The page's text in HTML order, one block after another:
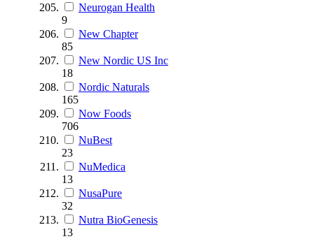
Neurogan Health
9
New Chapter
85
New Nordic US Inc
18
Nordic Naturals
165
Now Foods
706
NuBest
23
NuMedica
13
NusaPure
32
Nutra BioGenesis
13